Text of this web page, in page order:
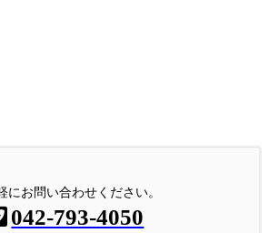
にお問い合わせください。
042-793-4050